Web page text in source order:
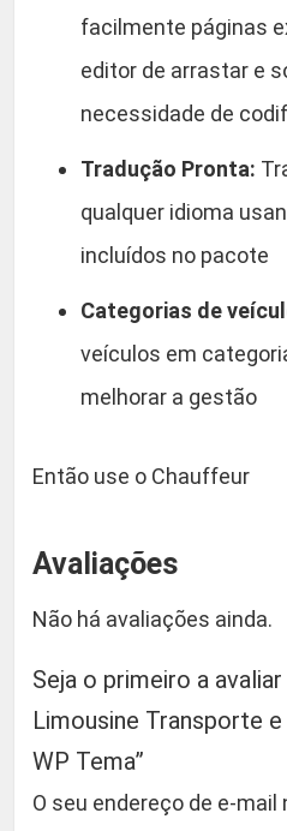
facilmente páginas
editor de arrastar e
necessidade de
Tradução Pronta:
qualquer idioma
incluídos no pacote
Categorias de
veículos em
melhorar a gestão
Então use o Chauffeur
Avaliações
Não há avaliações ainda.
Seja o primeiro a
Limousine Transporte
WP Tema”
O seu endereço de e-mail